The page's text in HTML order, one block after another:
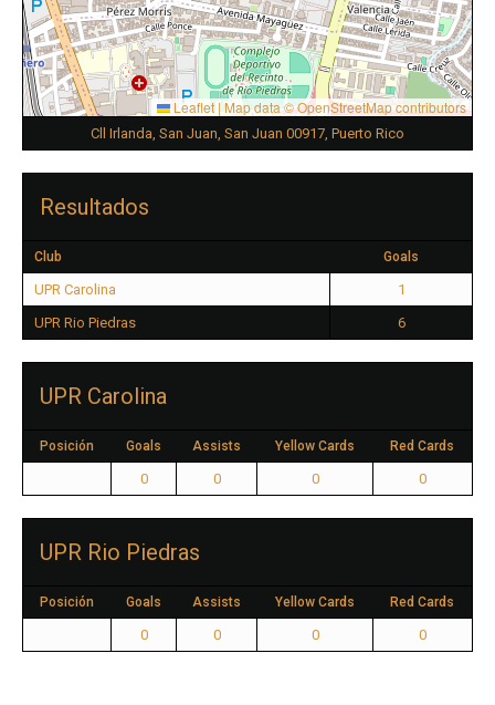
Leaflet |Map data ©OpenStreetMapcontributors
Cll Irlanda, San Juan, San Juan 00917, Puerto Rico
Resultados
Club Goals
UPR Carolina
1
UPR Rio Piedras
6
UPR Carolina
Posición Goals Assists Yellow Cards Red Cards
0 0 0 0
UPR Rio Piedras
Posición Goals Assists Yellow Cards Red Cards
0 0 0 0